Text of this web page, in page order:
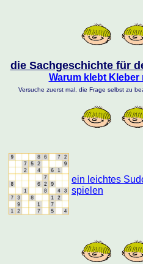
die Sachgeschichte für
Warum klebt
Versuche zuerst mal, die Frage selbst zu
ein leichtes
spielen